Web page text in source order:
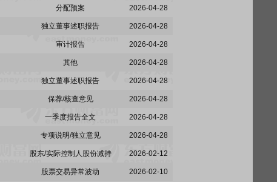
分配预案 2026-04-28
独立董事述职报告 2026-04-28
审计报告 2026-04-28
其他 2026-04-28
独立董事述职报告 2026-04-28
保荐/核查意见 2026-04-28
一季度报告全文 2026-04-28
专项说明/独立意见 2026-04-28
股东/实际控制人股份减持 2026-02-12
股票交易异常波动 2026-02-10